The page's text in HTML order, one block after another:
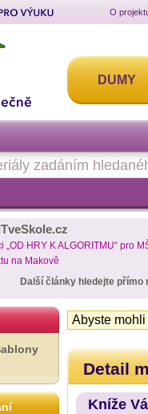
O
DUMY
„OD HRY K ALGORITMU“ pro
na Makově
Další články hledejte přímo
Abyste
Detail
Kníže